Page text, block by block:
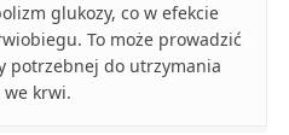
glukozy, co w efekcie
To może prowadzić
potrzebnej do utrzymania
krwi.